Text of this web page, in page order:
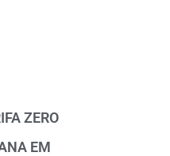
ZERO
EM